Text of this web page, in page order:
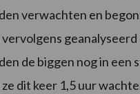
verwachten en
geanalyseerd
de biggen nog in een
dit keer 1,5 uur